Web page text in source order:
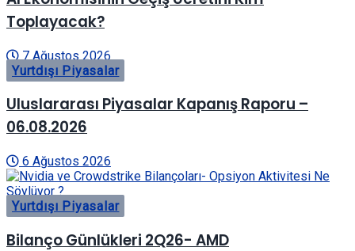
Toplayacak?
7 Ağustos 2026
Yurtdışı Piyasalar
Uluslararası Piyasalar Kapanış Raporu –
06.08.2026
6 Ağustos 2026
Yurtdışı Piyasalar
Bilanço Günlükleri 2Q26- AMD